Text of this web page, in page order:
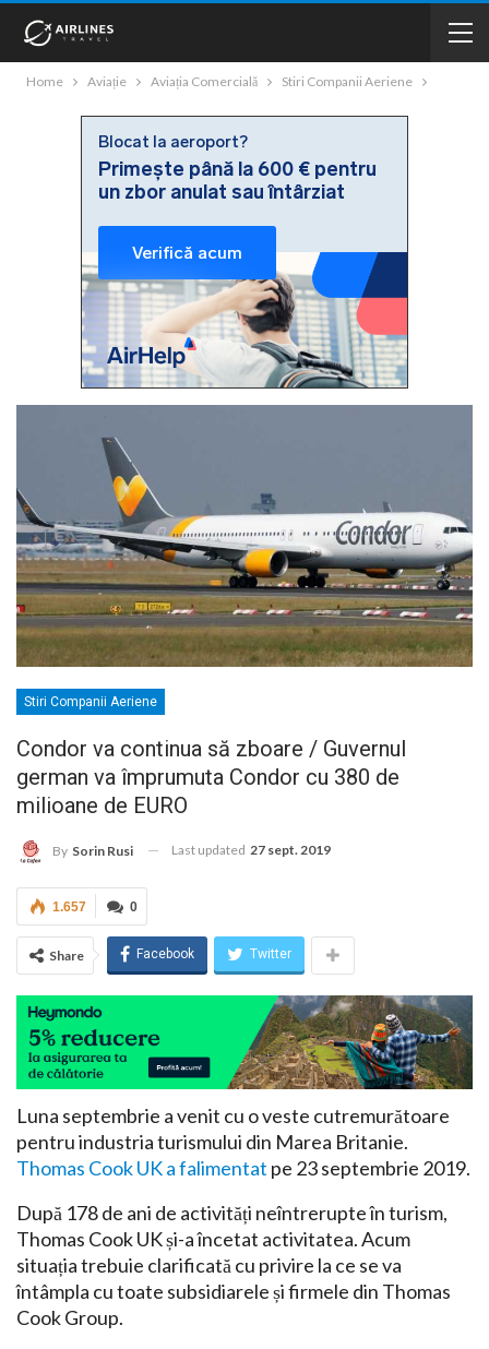
Home Aviație Aviația Comercială Stiri Companii Aeriene
Stiri Companii Aeriene
Condor va continua să zboare / Guvernul
german va împrumuta Condor cu 380 de
milioane de EURO
By Sorin Rusi Last updated 27 sept. 2019
0
1.657
Share Facebook Twitter
Luna septembrie a venit cu o veste cutremurătoare
pentru industria turismului din Marea Britanie.
Thomas Cook UK a falimentat pe 23 septembrie 2019.
După 178 de ani de activități neîntrerupte în turism,
Thomas Cook UK și-a încetat activitatea. Acum
situația trebuie clarificată cu privire la ce se va
întâmpla cu toate subsidiarele și firmele din Thomas
Cook Group.